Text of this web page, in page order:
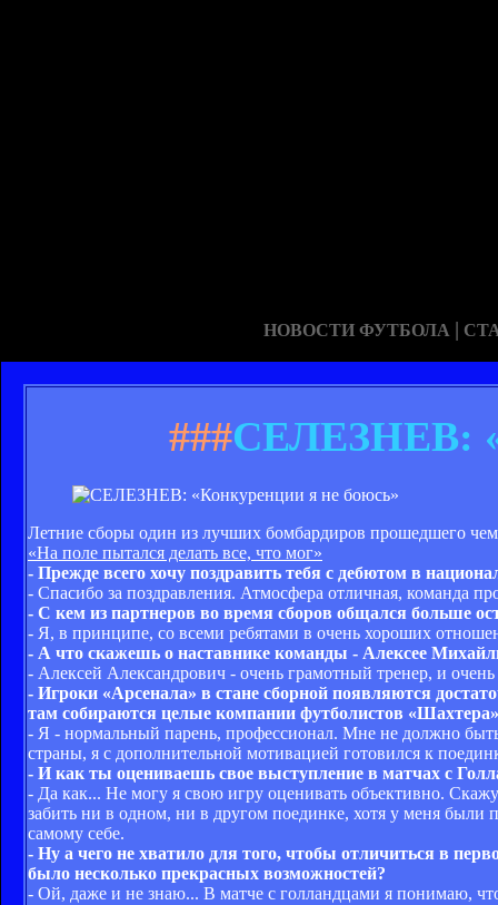
НОВОСТИ ФУТБОЛА |
###СЕЛЕЗНЕВ:
Летние сборы один из лучших бомбардиров прошедшего
«На поле пытался делать все, что мог»
- Прежде всего хочу поздравить тебя с дебютом в
- Спасибо за поздравления. Атмосфера отличная, команда
- С кем из партнеров во время сборов общался больше
- Я, в принципе, со всеми ребятами в очень хороших
- А что скажешь о наставнике команды - Алексее
- Алексей Александрович - очень грамотный тренер, и
- Игроки «Арсенала» в стане сборной появляются
там собираются целые компании футболистов
- Я - нормальный парень, профессионал. Мне не должно
страны, я с дополнительной мотивацией готовился к
- И как ты оцениваешь свое выступление в матчах с
- Да как... Не могу я свою игру оценивать объективно.
забить ни в одном, ни в другом поединке, хотя у меня
самому себе.
- Ну а чего не хватило для того, чтобы отличиться в
было несколько прекрасных возможностей?
- Ой, даже и не знаю... В матче с голландцами я понимаю,